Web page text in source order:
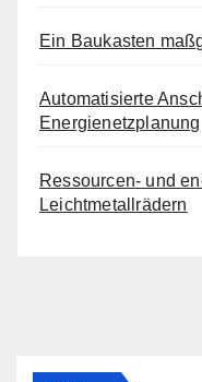
Ein Baukasten
Automatisierte
Energienetzplanung
Ressourcen- und
Leichtmetallrädern